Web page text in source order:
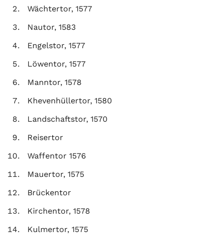
Wächtertor, 1577
Nautor, 1583
Engelstor, 1577
Löwentor, 1577
Manntor, 1578
Khevenhüllertor, 1580
Landschaftstor, 1570
Reisertor
Waffentor 1576
Mauertor, 1575
Brückentor
Kirchentor, 1578
Kulmertor, 1575